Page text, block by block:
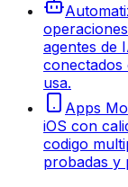
agentes de
conectados
usa.
Apps
iOS con
codigo
probadas y